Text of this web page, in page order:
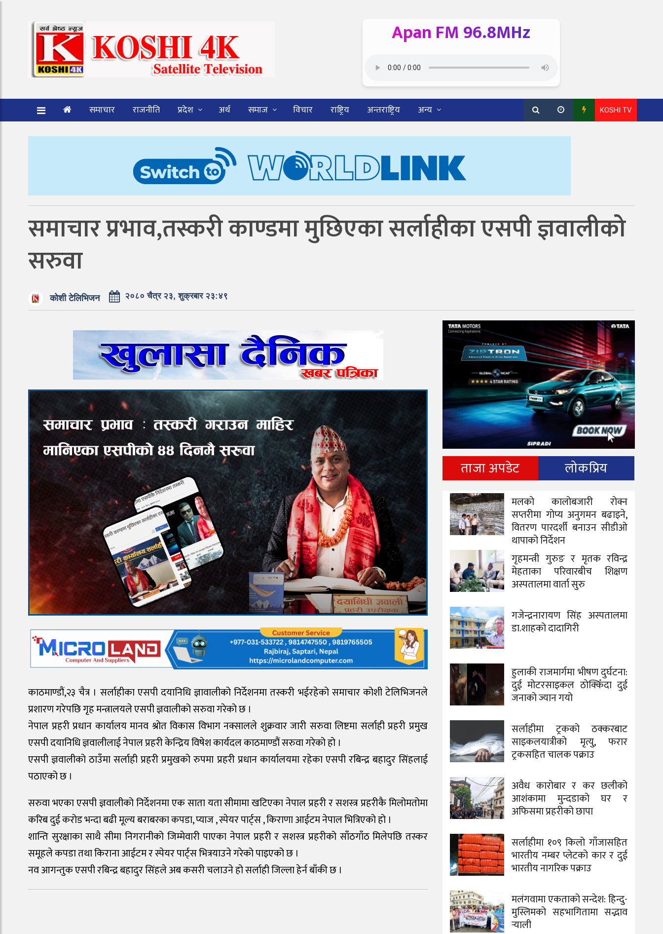
Apan FM 96.8MHz
समाचार राजनीति प्रदेश अर्थ समाज विचार राष्ट्रिय अन्तराष्ट्रिय अन्य KOSHI TV
समाचार प्रभाव,तस्करी काण्डमा मुछिएका सर्लाहीका एसपी ज्ञवालीको
सरुवा
कोशी टेलिभिजन २०८० चैत्र २३, शुक्रबार २३:४९
काठमाण्डौं,२३ चैत्र । सर्लाहीका एसपी दयानिधि ज्ञावालीको निर्देशनमा तस्करी भईरहेको समाचार कोशी टेलिभिजनले
प्रशारण गरेपछि गृह मन्त्रालयले एसपी ज्ञवालीको सरुवा गरेको छ ।
नेपाल प्रहरी प्रधान कार्यालय मानव श्रोत विकास विभाग नक्सालले शुक्रवार जारी सरुवा लिष्टमा सर्लाही प्रहरी प्रमुख
एसपी दयानिधि ज्ञवालीलाई नेपाल प्रहरी केन्द्रिय विषेश कार्यदल काठमाण्डौं सरुवा गरेको हो ।
एसपी ज्ञवालीको ठाउँमा सर्लाही प्रहरी प्रमुखको रुपमा प्रहरी प्रधान कार्यालयमा रहेका एसपी रबिन्द्र बहादुर सिंहलाई
पठाएको छ ।
सरुवा भएका एसपी ज्ञवालीको निर्देशनमा एक साता यता सीमामा खटिएका नेपाल प्रहरी र सशस्त्र प्रहरीकै मिलोमतोमा
करिब दुई करोड भन्दा बढी मूल्य बराबरका कपडा, प्याज , स्पेयर पार्ट्स , किराणा आईटम नेपाल भित्रिएको हो ।
शान्ति सुरक्षाका साथै सीमा निगरानीको जिम्मेवारी पाएका नेपाल प्रहरी र सशस्त्र प्रहरीको साँठगाँठ मिलेपछि तस्कर
समूहले कपडा तथा किराना आईटम र स्पेयर पार्ट्स भित्रयाउने गरेको पाइएको छ ।
नव आगन्तुक एसपी रबिन्द्र बहादुर सिंहले अब कसरी चलाउने हो सर्लाही जिल्ला हेर्न बाँकी छ ।
ताजा अपडेट लोकप्रिय
मलको कालोबजारी रोक्न
सप्तरीमा गोप्य अनुगमन बढाइने,
वितरण पारदर्शी बनाउन सीडीओ
थापाको निर्देशन
गृहमन्त्री गुरुङ र मृतक रविन्द्र
मेहताका परिवारबीच शिक्षण
अस्पतालमा वार्ता सुरु
गजेन्द्रनारायण सिंह अस्पतालमा
डा.शाहको दादागिरी
हुलाकी राजमार्गमा भीषण दुर्घटना:
दुई मोटरसाइकल ठोक्किँदा दुई
जनाको ज्यान गयो
सर्लाहीमा ट्रकको ठक्करबाट
साइकलयात्रीको मृत्यु, फरार
ट्रकसहित चालक पक्राउ
अवैध कारोबार र कर छलीको
आशंकामा मुन्दडाको घर र
अफिसमा प्रहरीको छापा
सर्लाहीमा १०९ किलो गाँजासहित
भारतीय नम्बर प्लेटको कार र दुई
भारतीय नागरिक पक्राउ
मलंगवामा एकताको सन्देश: हिन्दु-
मुस्लिमको सहभागितामा सद्भाव
र्‍याली